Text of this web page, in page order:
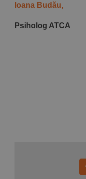
Ioana Budău,
Psiholog ATCA